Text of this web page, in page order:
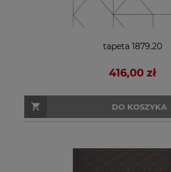
tapeta 1879.20
416,00 zł
DO KOSZYKA